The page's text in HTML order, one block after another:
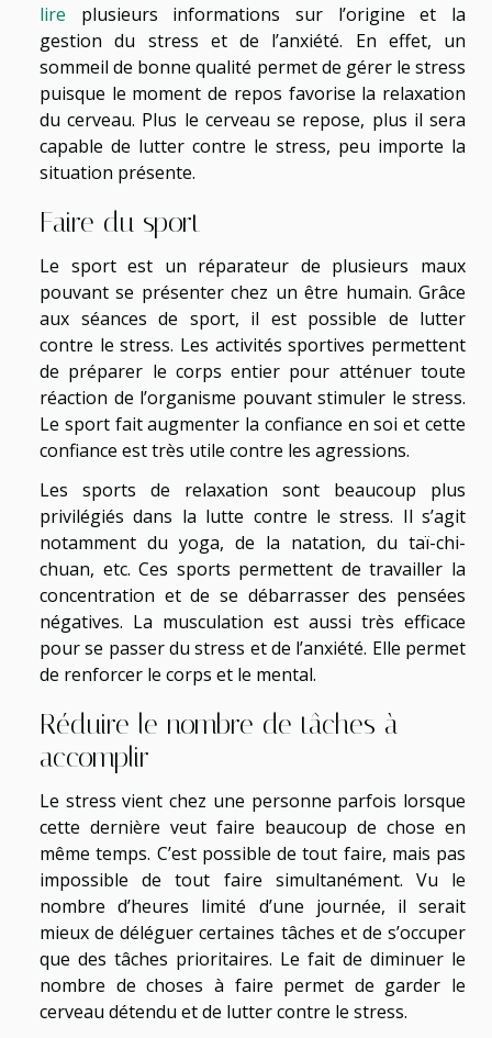
lire plusieurs informations sur l’origine et la
gestion du stress et de l’anxiété. En effet, un
sommeil de bonne qualité permet de gérer le stress
puisque le moment de repos favorise la relaxation
du cerveau. Plus le cerveau se repose, plus il sera
capable de lutter contre le stress, peu importe la
situation présente.
Faire du sport
Le sport est un réparateur de plusieurs maux
pouvant se présenter chez un être humain. Grâce
aux séances de sport, il est possible de lutter
contre le stress. Les activités sportives permettent
de préparer le corps entier pour atténuer toute
réaction de l’organisme pouvant stimuler le stress.
Le sport fait augmenter la confiance en soi et cette
confiance est très utile contre les agressions.
Les sports de relaxation sont beaucoup plus
privilégiés dans la lutte contre le stress. Il s’agit
notamment du yoga, de la natation, du taï-chi-
chuan, etc. Ces sports permettent de travailler la
concentration et de se débarrasser des pensées
négatives. La musculation est aussi très efficace
pour se passer du stress et de l’anxiété. Elle permet
de renforcer le corps et le mental.
Réduire le nombre de tâches à
accomplir
Le stress vient chez une personne parfois lorsque
cette dernière veut faire beaucoup de chose en
même temps. C’est possible de tout faire, mais pas
impossible de tout faire simultanément. Vu le
nombre d’heures limité d’une journée, il serait
mieux de déléguer certaines tâches et de s’occuper
que des tâches prioritaires. Le fait de diminuer le
nombre de choses à faire permet de garder le
cerveau détendu et de lutter contre le stress.